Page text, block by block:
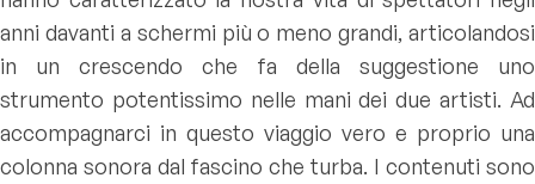
anni davanti a schermi più o meno grandi, articolandosi
in un crescendo che fa della suggestione uno
strumento potentissimo nelle mani dei due artisti. Ad
accompagnarci in questo viaggio vero e proprio una
colonna sonora dal fascino che turba. I contenuti sono